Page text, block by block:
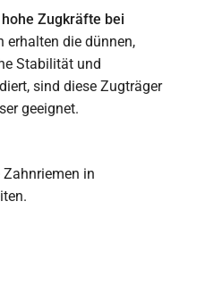
Zugkräfte bei
erhalten die dünnen,
Stabilität und
sind diese Zugträger
geeignet.